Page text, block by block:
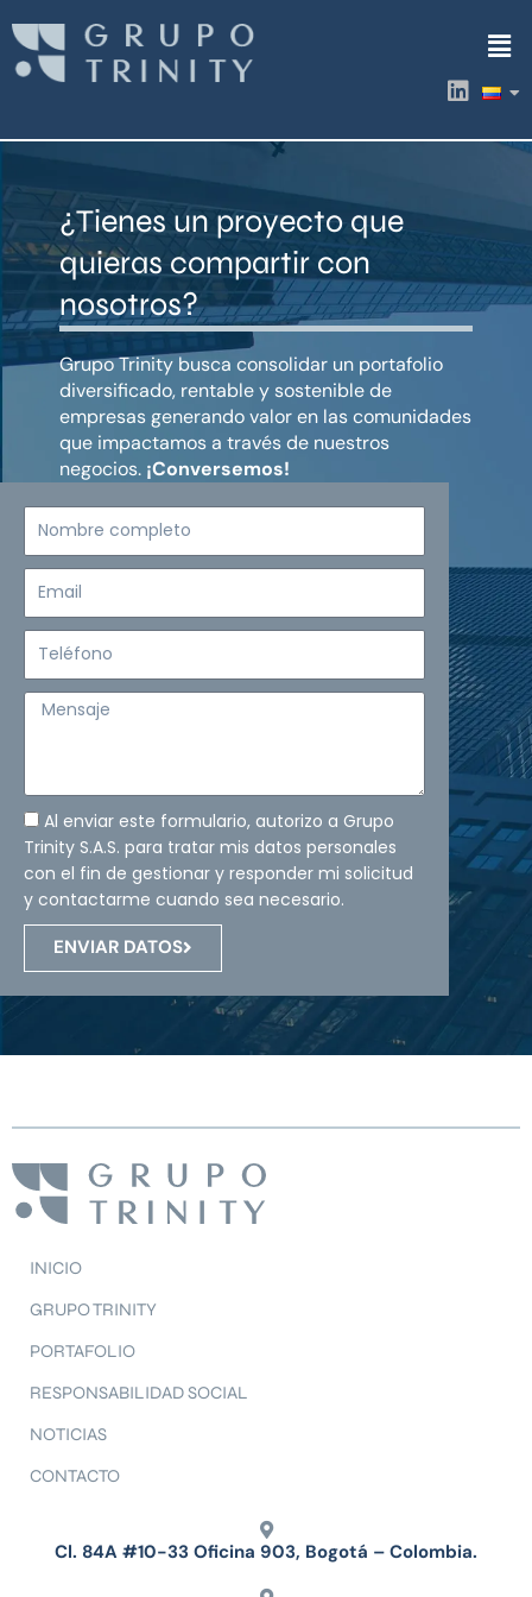
contenido
L
i
k
i
¿Tienes un proyecto que
quieras compartir con
nosotros?
Grupo Trinity busca consolidar un portafolio
diversificado, rentable y sostenible de
empresas generando valor en las comunidades
que impactamos a través de nuestros
negocios. ¡Conversemos!
Mensaje
Al enviar este formulario, autorizo a Grupo
Trinity S.A.S. para tratar mis datos personales
con el fin de gestionar y responder mi solicitud
y contactarme cuando sea necesario.
ENVIAR DATOS
INICIO
GRUPO TRINITY
PORTAFOLIO
RESPONSABILIDAD SOCIAL
NOTICIAS
CONTACTO
Cl. 84A #10-33 Oficina 903, Bogotá – Colombia.